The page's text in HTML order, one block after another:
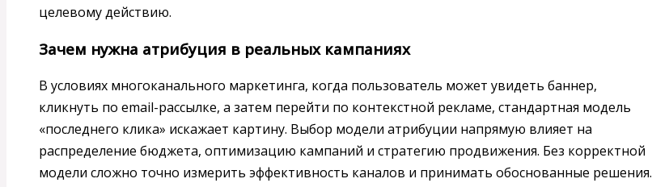
целевому действию.
Зачем нужна атрибуция в реальных кампаниях
В условиях многоканального маркетинга, когда пользователь может увидеть баннер,
кликнуть по email-рассылке, а затем перейти по контекстной рекламе, стандартная модель
«последнего клика» искажает картину. Выбор модели атрибуции напрямую влияет на
распределение бюджета, оптимизацию кампаний и стратегию продвижения. Без корректной
модели сложно точно измерить эффективность каналов и принимать обоснованные решения.